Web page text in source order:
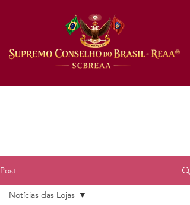
Post
Notícias das Lojas